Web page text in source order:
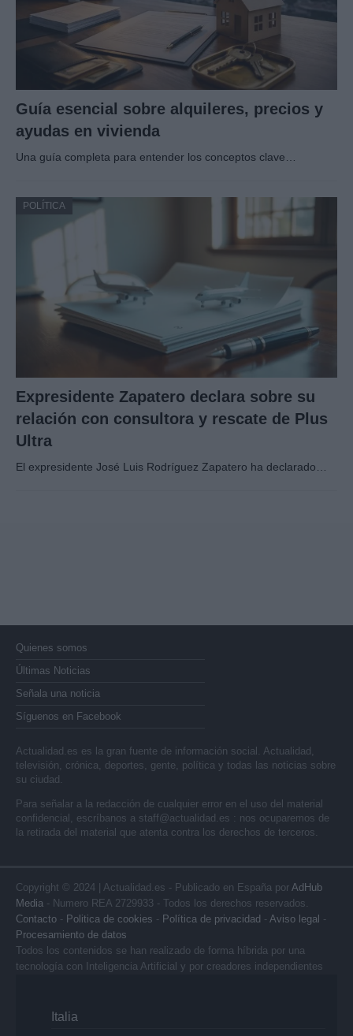
Guía esencial sobre alquileres, precios y
ayudas en vivienda
Una guía completa para entender los conceptos clave…
POLÍTICA
Expresidente Zapatero declara sobre su
relación con consultora y rescate de Plus
Ultra
El expresidente José Luis Rodríguez Zapatero ha declarado…
Quienes somos
Últimas Noticias
Señala una noticia
Síguenos en Facebook
Actualidad.es es la gran fuente de información social. Actualidad,
televisión, crónica, deportes, gente, política y todas las noticias sobre
su ciudad.
Para señalar a la redacción de cualquier error en el uso del material
confidencial, escríbanos a staff@actualidad.es : nos ocuparemos de
la retirada del material que atenta contra los derechos de terceros.
Copyright © 2024 | Actualidad.es - Publicado en España por AdHub
Media - Numero REA 2729933 - Todos los derechos reservados.
Contacto - Politica de cookies - Política de privacidad - Aviso legal -
Procesamiento de datos
Todos los contenidos se han realizado de forma híbrida por una
tecnología con Inteligencia Artificial y por creadores independientes
Italia